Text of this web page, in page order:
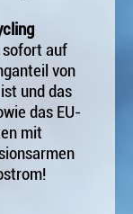
sofort auf
von
und das
das EU-
mit